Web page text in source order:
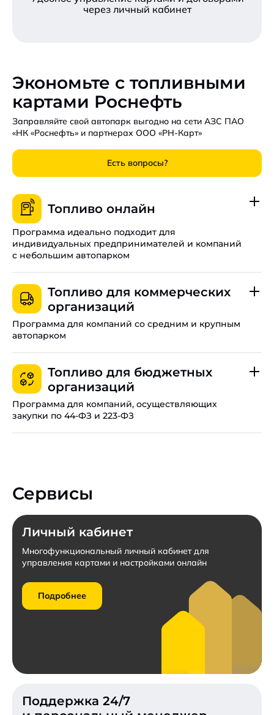
через личный кабинет
Экономьте с топливными
картами Роснефть
Заправляйте свой автопарк выгодно на сети АЗС ПАО
«НК «Роснефть» и партнерах ООО «РН-Карт»
Есть вопросы?
Топливо онлайн
Программа идеально подходит для
индивидуальных предпринимателей и компаний
с небольшим автопарком
Петербурге.
Оплачивайте топливо даже при отсутствии связи.
Управляйте лимитами, балансом и настройками всех
карт в режиме реального времени.
Программа временно недоступна.
Топливо для коммерческих
организаций
Программа для компаний со средним и крупным
автопарком
региональные тарифы для Санкт-Петербурга.
Свяжите функционал личного кабинета с вашей
внутренней платформой.
Полный электронный документооборот.
Топливо для бюджетных
организаций
Программа для компаний, осуществляющих
закупки по 44-ФЗ и 223-ФЗ
Заключить договор
Запросить коммерческое предложение
Сервисы
Личный кабинет
Многофункциональный личный кабинет для
управления картами и настройками онлайн
Подробнее
Поддержка 24/7